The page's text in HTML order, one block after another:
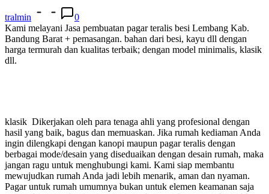
tralmin
0
Kami melayani Jasa pembuatan pagar teralis besi Lembang Kab.
Bandung Barat + pemasangan. bahan dari besi, kayu dll dengan
harga termurah dan kualitas terbaik; dengan model minimalis, klasik
dll.
klasik Dikerjakan oleh para tenaga ahli yang profesional dengan
hasil yang baik, bagus dan memuaskan. Jika rumah kediaman Anda
ingin dilengkapi dengan kanopi maupun pagar teralis dengan
berbagai mode/desain yang diseduaikan dengan desain rumah, maka
jangan ragu untuk menghubungi kami. Kami siap membantu
mewujudkan rumah Anda jadi lebih menarik, aman dan nyaman.
Pagar untuk rumah umumnya bukan untuk elemen keamanan saja